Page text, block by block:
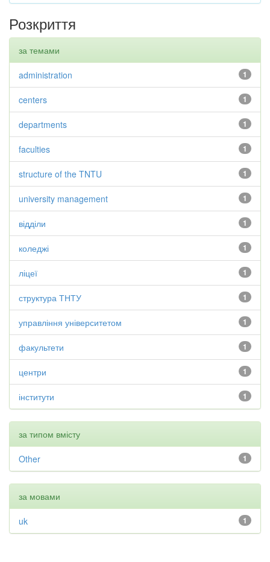
Розкриття
за темами
1
administration
1
centers
1
departments
1
faculties
1
structure of the TNTU
1
university management
1
відділи
1
коледжі
1
ліцеї
1
структура ТНТУ
1
управління університетом
1
факультети
1
центри
1
інститути
за типом вмісту
1
Other
за мовами
1
uk